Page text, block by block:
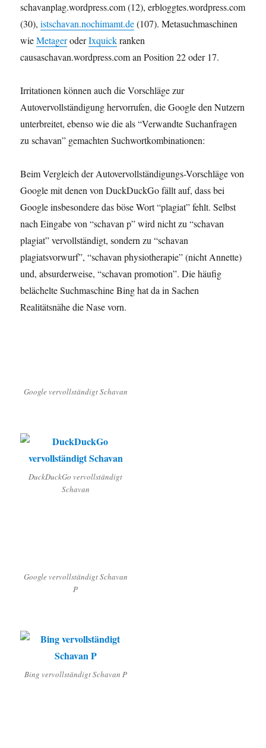
schavanplag.wordpress.com(12),erbloggtes.wordpress.com
(30),istschavan.nochimamt.de(107). Metasuchmaschinen
wieMetageroderIxquickranken
causaschavan.wordpress.coman Position 22 oder 17.
Irritationen können auch die Vorschläge zur
Autovervollständigung hervorrufen, die Google den Nutzern
unterbreitet, ebenso wie die als “Verwandte Suchanfragen
zu schavan” gemachten Suchwortkombinationen:
Beim Vergleich der Autovervollständigungs-Vorschläge von
Google mit denen von DuckDuckGo fällt auf, dass bei
Google insbesondere das böse Wort “plagiat” fehlt. Selbst
nach Eingabe von “schavan p” wird nicht zu “schavan
plagiat” vervollständigt, sondern zu “schavan
plagiatsvorwurf”, “schavan physiotherapie” (nicht Annette)
und, absurderweise, “schavan promotion”. Die häufig
belächelte Suchmaschine Bing hat da in Sachen
Realitätsnähe die Nase vorn.
Google vervollständigt Schavan
DuckDuckGo vervollständigt
Schavan
Google vervollständigt Schavan
P
Bing vervollständigt Schavan P